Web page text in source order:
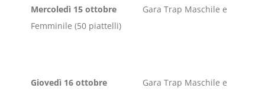
Mercoledì 15 ottobre Gara Trap Maschile e
Femminile (50 piattelli)
Giovedì 16 ottobre Gara Trap Maschile e